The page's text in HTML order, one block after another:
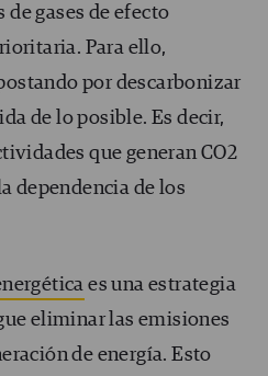
gases de efecto
Para ello,
por descarbonizar
de lo posible. Es decir,
que generan CO2
dependencia de los
es una estrategia
eliminar las emisiones
de energía. Esto